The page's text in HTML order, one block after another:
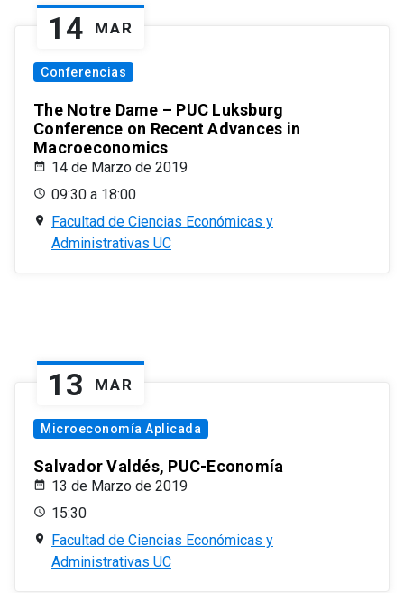
14 MAR
Conferencias
The Notre Dame – PUC Luksburg
Conference on Recent Advances in
Macroeconomics
14 de Marzo de 2019
09:30 a 18:00
Facultad de Ciencias Económicas y
Administrativas UC
13 MAR
Microeconomía Aplicada
Salvador Valdés, PUC-Economía
13 de Marzo de 2019
15:30
Facultad de Ciencias Económicas y
Administrativas UC